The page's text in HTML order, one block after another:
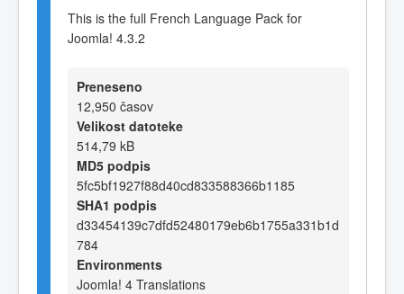
This is the full French Language Pack for
Joomla! 4.3.2
Preneseno
12,950 časov
Velikost datoteke
514,79 kB
MD5 podpis
5fc5bf1927f88d40cd833588366b1185
SHA1 podpis
d33454139c7dfd52480179eb6b1755a331b1d
784
Environments
Joomla! 4 Translations